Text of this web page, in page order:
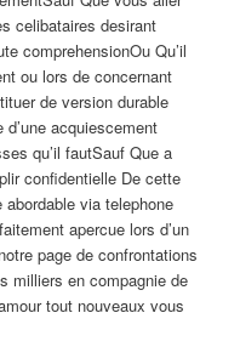
celibataires desirant
comprehensionOu Qu’il
ou lors de concernant
de version durable
acquiescement
qu’il fautSauf Que a
confidentielle De cette
via telephone
apercue lors d’un
page de confrontations
milliers en compagnie de
tout nouveaux vous